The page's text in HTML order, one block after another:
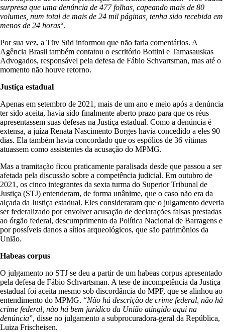
surpresa que uma denúncia de 477 folhas, capeando mais de 80
volumes, num total de mais de 24 mil páginas, tenha sido recebida em
menos de 24 horas“.
Por sua vez, a Tüv Süd informou que não faria comentários. A
Agência Brasil também contatou o escritório Bottini e Tamasauskas
Advogados, responsável pela defesa de Fábio Schvartsman, mas até o
momento não houve retorno.
Justiça estadual
Apenas em setembro de 2021, mais de um ano e meio após a denúncia
ter sido aceita, havia sido finalmente aberto prazo para que os réus
apresentassem suas defesas na Justiça estadual. Como a denúncia é
extensa, a juíza Renata Nascimento Borges havia concedido a eles 90
dias. Ela também havia concordado que os espólios de 36 vítimas
atuassem como assistentes da acusação do MPMG.
Mas a tramitação ficou praticamente paralisada desde que passou a ser
afetada pela discussão sobre a competência judicial. Em outubro de
2021, os cinco integrantes da sexta turma do Superior Tribunal de
Justiça (STJ) entenderam, de forma unânime, que o caso não era da
alçada da Justiça estadual. Eles consideraram que o julgamento deveria
ser federalizado por envolver acusação de declarações falsas prestadas
ao órgão federal, descumprimento da Política Nacional de Barragens e
por possíveis danos a sítios arqueológicos, que são patrimônios da
União.
Habeas corpus
O julgamento no STJ se deu a partir de um habeas corpus apresentado
pela defesa de Fábio Schvartsman. A tese de incompetência da Justiça
estadual foi aceita mesmo sob discordância do MPF, que se alinhou ao
entendimento do MPMG. “Não há descrição de crime federal, não há
crime federal, não há bem jurídico da União atingido aqui na
denúncia”, disse no julgamento a subprocuradora-geral da República,
Luiza Frischeisen.